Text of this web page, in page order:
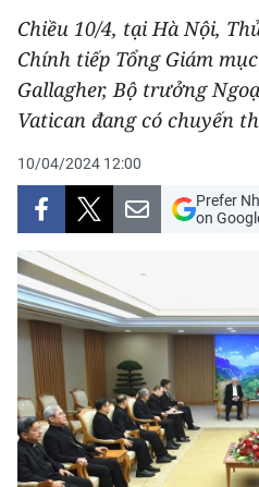
KHOA HỌC - CÔNG NGHỆ
MÔI TRƯỜNG
KIỂM CHỨNG THÔNG TIN
TRI THỨC CHUYÊN SÂU
54 DÂN TỘC VIỆT NAM
CHƯƠNG TRÌNH OCOP -
MỘT SẢN PHẨM
RADIO
Chiều 10/4, tại Hà Nội,
Chính tiếp Tổng Giám
Gallagher, Bộ trưởng
Vatican đang có chuyến
10/04/2024 12:00
Prefer
on